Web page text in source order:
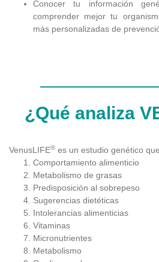
Conocer tu información
comprender mejor tu
más personalizadas de
¿Qué analiza
VenusLIFE® es un estudio genético
Comportamiento alimenticio
Metabolismo de grasas
Predisposición al sobrepeso
Sugerencias dietéticas
Intolerancias alimenticias
Vitaminas
Micronutrientes
Metabolismo